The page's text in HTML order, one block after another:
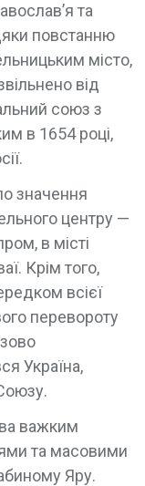
та
повстанню
місто,
від
союз з
в 1654 році,
значення
центру —
в місті
Крім того,
всієї
перевороту
Україна,
важким
та масовими
Яру.